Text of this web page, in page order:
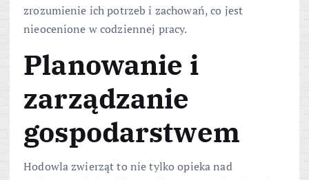
zrozumienie ich potrzeb i zachowań, co jest
nieocenione w codziennej pracy.
Planowanie i
zarządzanie
gospodarstwem
Hodowla zwierząt to nie tylko opieka nad